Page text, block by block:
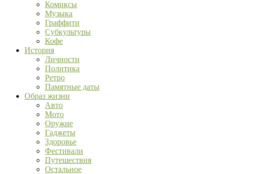
Комиксы
Музыка
Граффити
Субкультуры
Кофе
История
Личности
Политика
Ретро
Памятные даты
Образ жизни
Авто
Мото
Оружие
Гаджеты
Здоровье
Фестивали
Путешествия
Остальное